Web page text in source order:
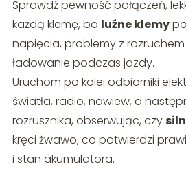
Sprawdź pewność połączeń,
każdą klemę, bo luźne klemy
napięcia, problemy z
ładowanie podczas jazdy.
Uruchom po kolei odbiorniki
światła, radio, nawiew, a
rozrusznika, obserwując, czy
kręci żwawo, co potwierdzi
i stan akumulatora.